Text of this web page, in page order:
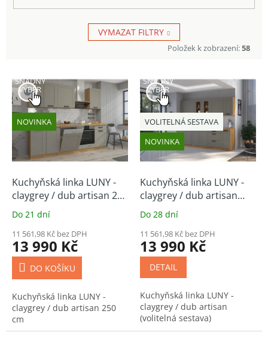
VYMAZAT FILTRY
Položek k zobrazení:58
V
p
p
NOVINKA
SNADNÝ
VÝBĚR
Kuchyňská linka LUNY -
claygrey / dub artisan 250
cm
Do 21 dní
11 561,98 Kč bez DPH
13 990 Kč
DO KOŠÍKU
Kuchyňská linka LUNY -
claygrey / dub artisan 250
cm
NOVINKA
VOLITELNÁ SESTAVA
SNADNÝ
VÝBĚR
Kuchyňská linka LUNY -
claygrey / dub artisan
(volitelná sestava)
Do 28 dní
11 561,98 Kč bez DPH
13 990 Kč
DETAIL
Kuchyňská linka LUNY -
claygrey / dub artisan
(volitelná sestava)